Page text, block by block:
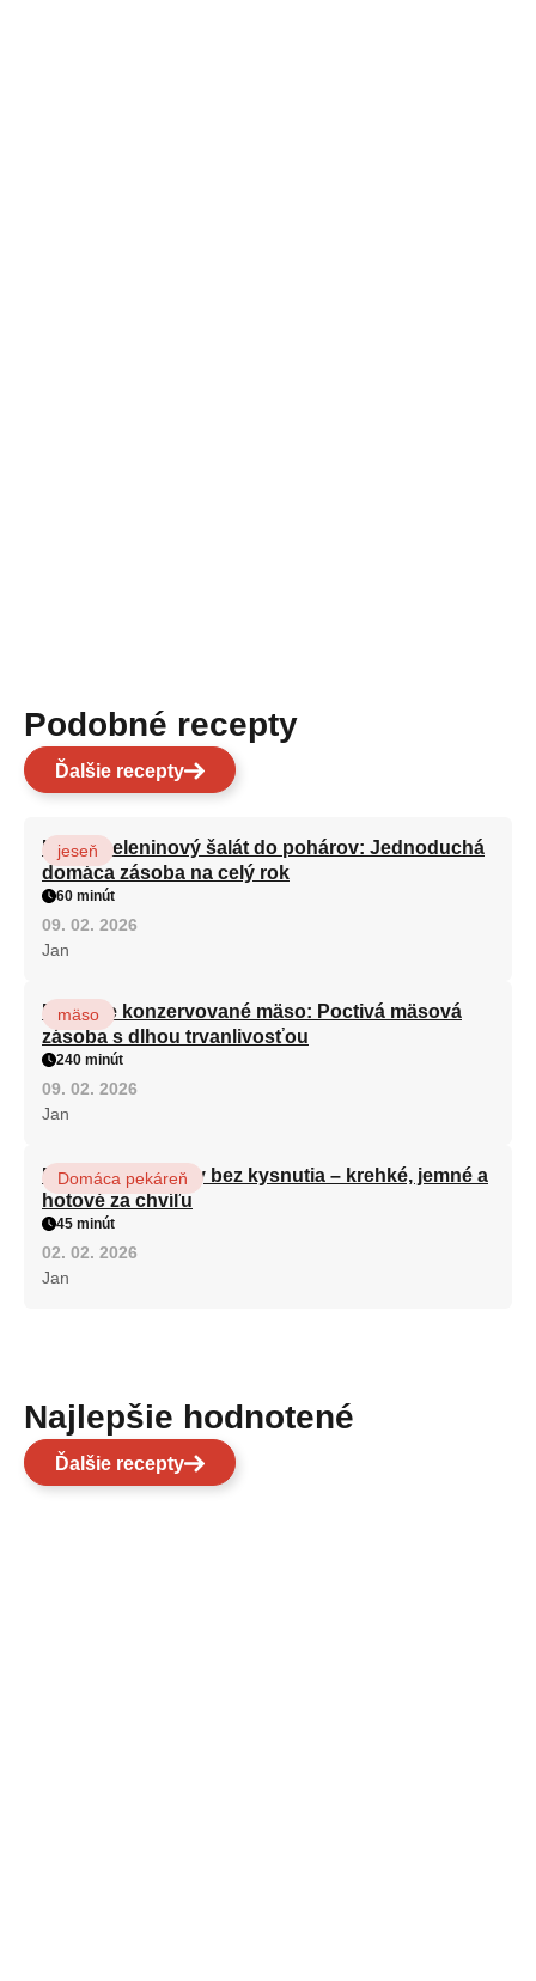
Podobné recepty
Ďalšie recepty
Ľahký zeleninový šalát do pohárov: Jednoduchá
domáca zásoba na celý rok
jeseň
60 minút
09. 02. 2026
Jan
Domáce konzervované mäso: Poctivá mäsová
zásoba s dlhou trvanlivosťou
mäso
240 minút
09. 02. 2026
Jan
Dokonalé šatôčky bez kysnutia – krehké, jemné a
hotové za chvíľu
Domáca pekáreň
45 minút
02. 02. 2026
Jan
Najlepšie hodnotené
Ďalšie recepty